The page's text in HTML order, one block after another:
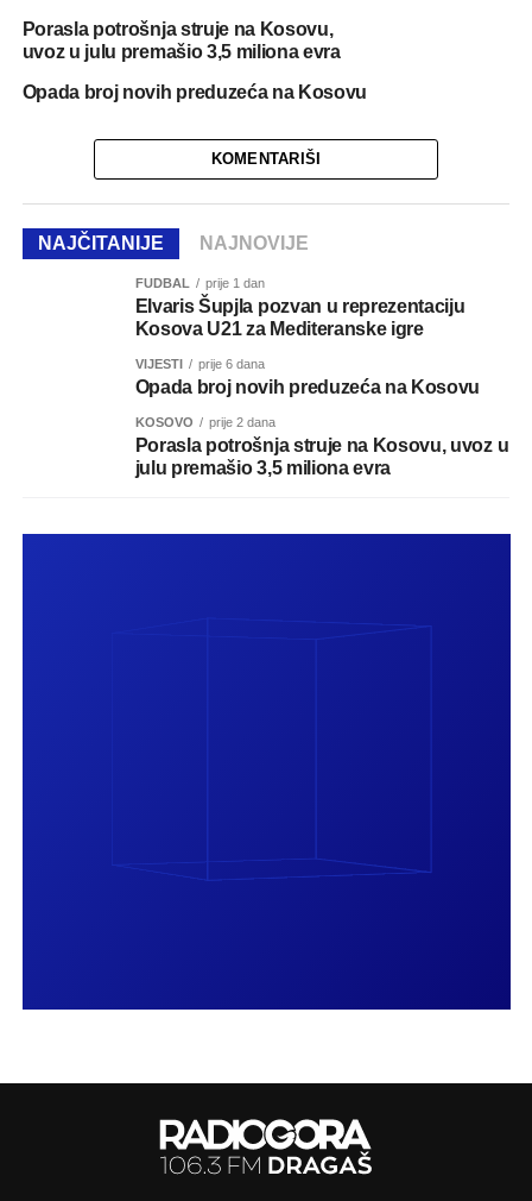
Porasla potrošnja struje na Kosovu,
uvoz u julu premašio 3,5 miliona evra
Opada broj novih preduzeća na Kosovu
KOMENTARIŠI
NAJČITANIJE NAJNOVIJE
FUDBAL prije 1 dan
Elvaris Šupjla pozvan u reprezentaciju
Kosova U21 za Mediteranske igre
VIJESTI prije 6 dana
Opada broj novih preduzeća na Kosovu
KOSOVO prije 2 dana
Porasla potrošnja struje na Kosovu, uvoz u
julu premašio 3,5 miliona evra